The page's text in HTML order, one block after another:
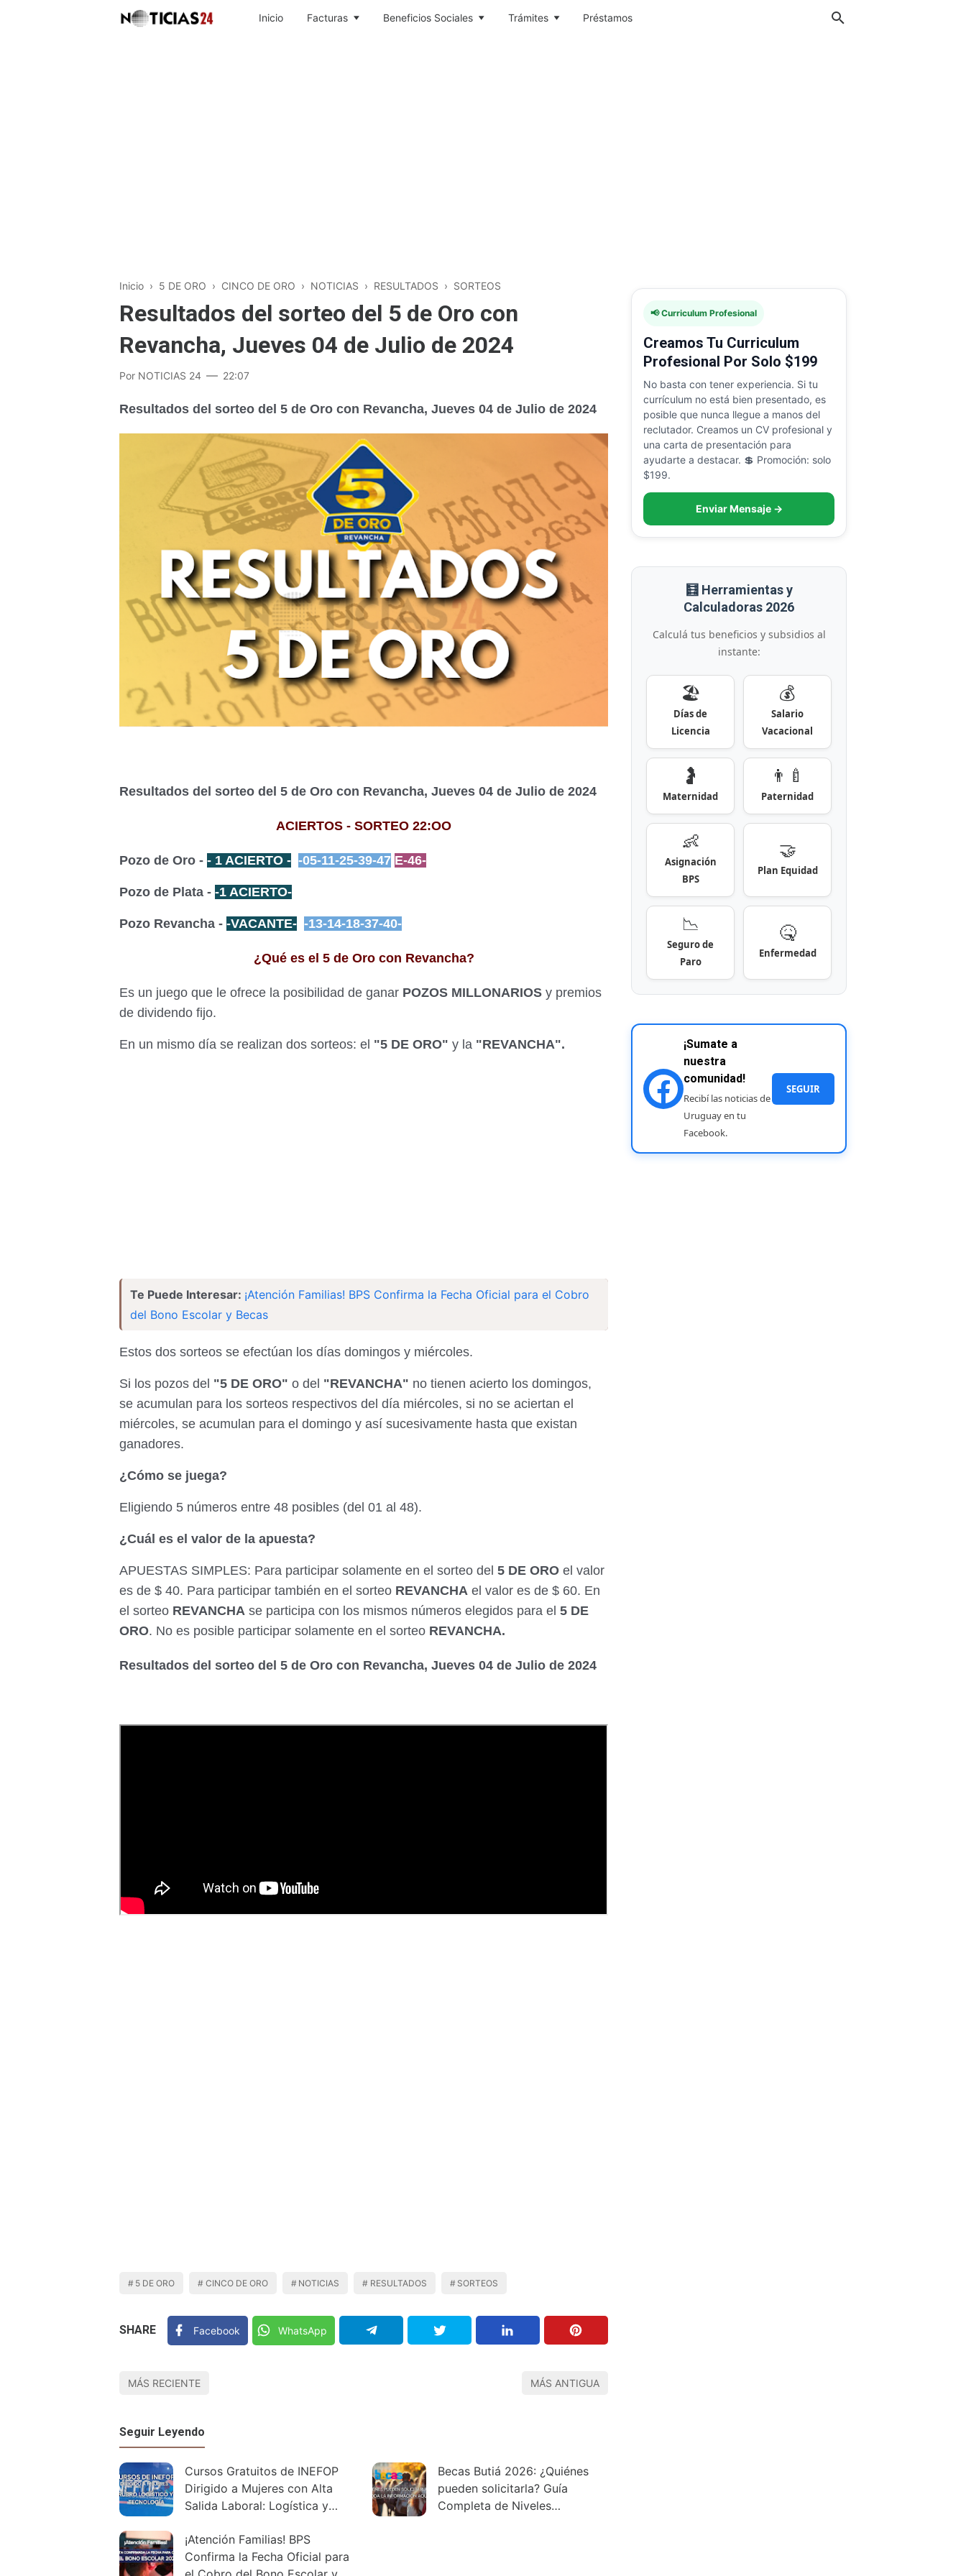
Inicio Facturas Beneficios Sociales Trámites Préstamos
Inicio › 5 DE ORO › CINCO DE ORO › NOTICIAS › RESULTADOS › SORTEOS
Resultados del sorteo del 5 de Oro con
Revancha, Jueves 04 de Julio de 2024
Por NOTICIAS 24 22:07
Resultados del sorteo del 5 de Oro con Revancha, Jueves 04 de Julio de 2024
Resultados del sorteo del 5 de Oro con Revancha, Jueves 04 de Julio de 2024
ACIERTOS - SORTEO 22:OO
Pozo de Oro - - 1 ACIERTO - -05-11-25-39-47 E-46-
Pozo de Plata - -1 ACIERTO-
Pozo Revancha - -VACANTE- -13-14-18-37-40-
¿Qué es el 5 de Oro con Revancha?
Es un juego que le ofrece la posibilidad de ganar POZOS MILLONARIOS y premios
de dividendo fijo.
En un mismo día se realizan dos sorteos: el "5 DE ORO" y la "REVANCHA".
Te Puede Interesar: ¡Atención Familias! BPS Confirma la Fecha Oficial para el Cobro
del Bono Escolar y Becas
Estos dos sorteos se efectúan los días domingos y miércoles.
Si los pozos del "5 DE ORO" o del "REVANCHA" no tienen acierto los domingos,
se acumulan para los sorteos respectivos del día miércoles, si no se aciertan el
miércoles, se acumulan para el domingo y así sucesivamente hasta que existan
ganadores.
¿Cómo se juega?
Eligiendo 5 números entre 48 posibles (del 01 al 48).
¿Cuál es el valor de la apuesta?
APUESTAS SIMPLES: Para participar solamente en el sorteo del 5 DE ORO el valor
es de $ 40. Para participar también en el sorteo REVANCHA el valor es de $ 60. En
el sorteo REVANCHA se participa con los mismos números elegidos para el 5 DE
ORO. No es posible participar solamente en el sorteo REVANCHA.
Resultados del sorteo del 5 de Oro con Revancha, Jueves 04 de Julio de 2024
5 DE ORO CINCO DE ORO NOTICIAS RESULTADOS SORTEOS
SHARE Facebook WhatsApp
MÁS RECIENTE MÁS ANTIGUA
Seguir Leyendo
Cursos Gratuitos de INEFOP
Dirigido a Mujeres con Alta
Salida Laboral: Logística y
Becas Butiá 2026: ¿Quiénes
pueden solicitarla? Guía
Completa de Niveles
¡Atención Familias! BPS
Confirma la Fecha Oficial para
📢 Curriculum Profesional
Creamos Tu Curriculum
Profesional Por Solo $199
No basta con tener experiencia. Si tu
currículum no está bien presentado, es
posible que nunca llegue a manos del
reclutador. Creamos un CV profesional y
una carta de presentación para
ayudarte a destacar. 💲 Promoción: solo
$199.
Enviar Mensaje →
🧮 Herramientas y
Calculadoras 2026
Calculá tus beneficios y subsidios al
instante:
🏖️
Días de
Licencia
💰
Salario
Vacacional
🤰
Maternidad
👨‍🍼
Paternidad
👶
Asignación
BPS
🤝
Plan Equidad
📉
Seguro de
Paro
🤒
Enfermedad
¡Sumate a
nuestra
comunidad!
Recibí las noticias de
Uruguay en tu
Facebook.
SEGUIR